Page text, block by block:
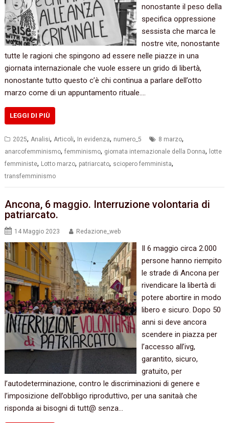
nonostante il peso della
specifica oppressione
sessista che marca le
nostre vite, nonostante
tutte le ragioni che spingono ad essere nelle piazze in una
giornata internazionale che vuole essere un grido di libertà,
nonostante tutto questo c’è chi continua a parlare dell’otto
marzo come di un appuntamento rituale.…
LEGGI DI PIÙ
2025,Analisi,Articoli, In evidenza, numero_5 8 marzo,
anarcofemminismo,femminismo, giornata internazionale della Donna,
lotte
femministe, Lotto marzo, patriarcato, sciopero femminista,
transfemminismo
Ancona, 6 maggio. Interruzione volontaria di
patriarcato.
14 Maggio 2023 Redazione_web
Il 6 maggio circa 2.000
persone hanno riempito
le strade di Ancona per
rivendicare la libertà di
potere abortire in modo
libero e sicuro. Dopo 50
anni si deve ancora
scendere in piazza per
l’accesso all’ivg,
garantito, sicuro,
gratuito, per
l’autodeterminazione, contro le discriminazioni di genere e
l’imposizione dell’obbligo riproduttivo, per una sanitaà che
risponda ai bisogni di tutt@ senza…